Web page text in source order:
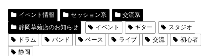
イベント情報 セッション系
交流系
静岡草薙店のお知らせ
イベント ギター
スタジオ
ドラム
バンド ベース ライブ 交流
初心者
静岡